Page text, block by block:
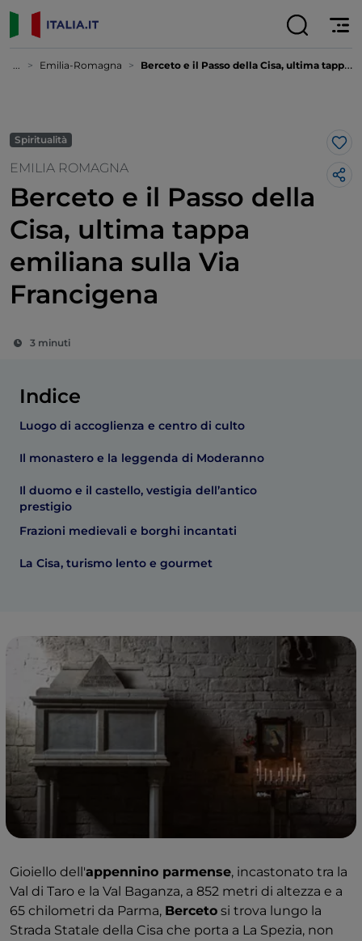
... Emilia-Romagna Berceto e il Passo della Cisa, ultima tappa emiliana sulla Via Francigena
Spiritualità
EMILIA ROMAGNA
Berceto e il Passo della
Cisa, ultima tappa
emiliana sulla Via
Francigena
3 minuti
Indice
Luogo di accoglienza e centro di culto
Il monastero e la leggenda di Moderanno
Il duomo e il castello, vestigia dell’antico
prestigio
Frazioni medievali e borghi incantati
La Cisa, turismo lento e gourmet
Gioiello dell'appennino parmense, incastonato tra la
Val di Taro e la Val Baganza, a 852 metri di altezza e a
65 chilometri da Parma, Berceto si trova lungo la
Strada Statale della Cisa che porta a La Spezia, non